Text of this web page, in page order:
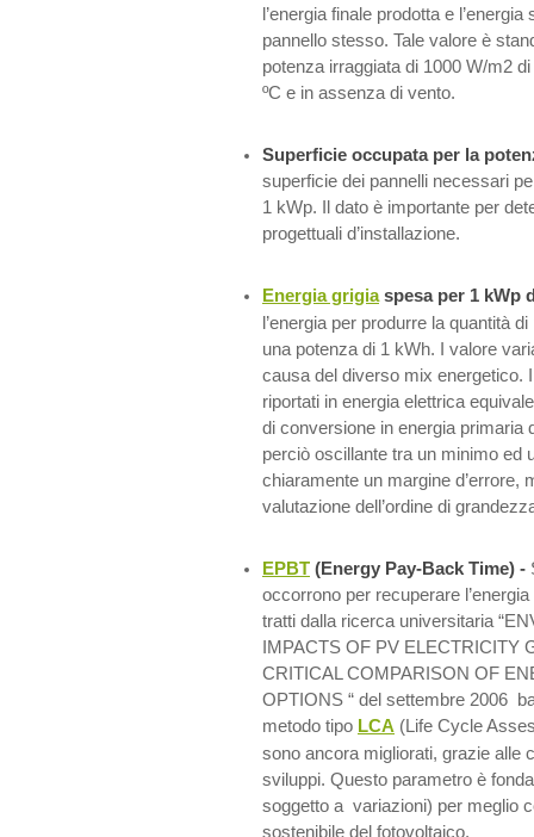
l’energia finale prodotta e
pannello stesso. Tale valore è
potenza irraggiata di 1000 W/m2
ºC e in assenza di vento.
Superficie occupata per la
superficie dei pannelli necessari
1 kWp. Il dato è importante per
progettuali d’installazione.
Energia grigiaspesa per 1 kWp
l’energia per produrre la quantità
una potenza di 1 kWh. I valore
causa del diverso mix energetico.
riportati in energia elettrica
di conversione in energia primaria
perciò oscillante tra un minimo ed
chiaramente un margine d’errore,
valutazione dell’ordine di
EPBT (Energy Pay-Back Time) -
occorrono per recuperare
tratti dalla ricerca universitaria
IMPACTS OF PV ELECTRICITY
CRITICAL COMPARISON OF
OPTIONS “ del settembre 2006
metodo tipo LCA (Life Cycle
sono ancora migliorati, grazie alle
sviluppi. Questo parametro è
soggetto a variazioni) per meglio
sostenibile del fotovoltaico.